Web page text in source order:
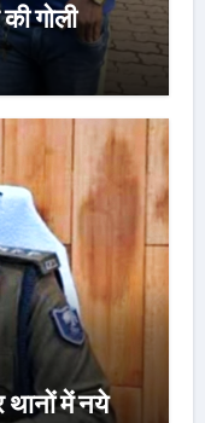
गोली
थानों में नये